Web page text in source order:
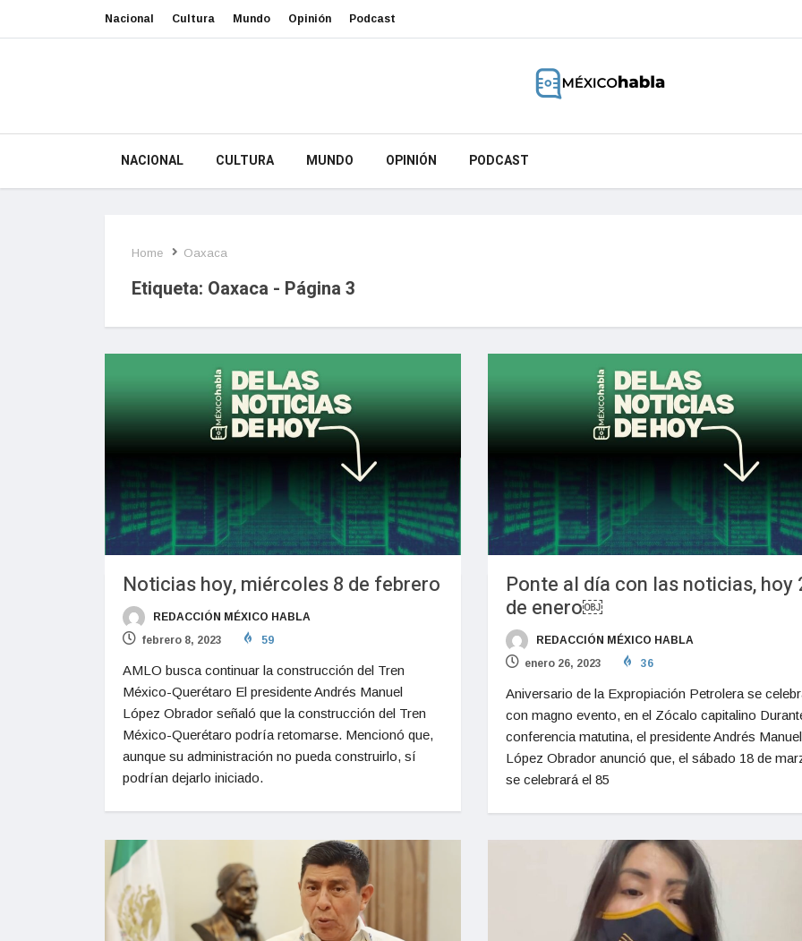
Nacional Cultura Mundo Opinión Podcast
NACIONAL CULTURA MUNDO OPINIÓN PODCAST
Home Oaxaca
Etiqueta: Oaxaca - Página 3
Noticias hoy, miércoles 8 de febrero
REDACCIÓN MÉXICO HABLA
febrero 8, 2023
59
AMLO busca continuar la construcción del Tren
México-Querétaro El presidente Andrés Manuel
López Obrador señaló que la construcción del Tren
México-Querétaro podría retomarse. Mencionó que,
aunque su administración no pueda construirlo, sí
podrían dejarlo iniciado.
Ponte al día con las noticias, hoy
de enero￼
REDACCIÓN MÉXICO HABLA
enero 26, 2023
36
Aniversario de la Expropiación Petrolera se
con magno evento, en el Zócalo capitalino
conferencia matutina, el presidente Andrés Manuel
López Obrador anunció que, el sábado 18 de
se celebrará el 85